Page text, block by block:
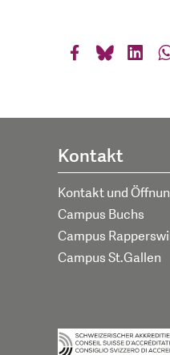
Kontakt
Kontakt und
Campus Buchs
Campus
Campus St.Gallen